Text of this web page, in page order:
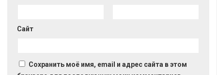
Сайт
Сохранить моё имя, email и адрес сайта в этом